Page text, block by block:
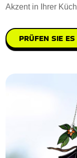
Akzent in Ihrer
PRÜFEN SIE